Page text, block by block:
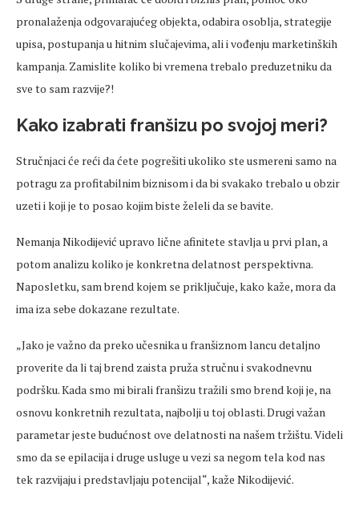
pronalaženja odgovarajućeg objekta, odabira osoblja, strategije
upisa, postupanja u hitnim slučajevima, ali i vođenju marketinških
kampanja. Zamislite koliko bi vremena trebalo preduzetniku da
sve to sam razvije?!
Kako izabrati franšizu po svojoj meri?
Stručnjaci će reći da ćete pogrešiti ukoliko ste usmereni samo na
potragu za profitabilnim biznisom i da bi svakako trebalo u obzir
uzeti i koji je to posao kojim biste želeli da se bavite.
Nemanja Nikodijević upravo lične afinitete stavlja u prvi plan, a
potom analizu koliko je konkretna delatnost perspektivna.
Naposletku, sam brend kojem se priključuje, kako kaže, mora da
ima iza sebe dokazane rezultate.
„Jako je važno da preko učesnika u franšiznom lancu detaljno
proverite da li taj brend zaista pruža stručnu i svakodnevnu
podršku. Kada smo mi birali franšizu tražili smo brend koji je, na
osnovu konkretnih rezultata, najbolji u toj oblasti. Drugi važan
parametar jeste budućnost ove delatnosti na našem tržištu. Videli
smo da se epilacija i druge usluge u vezi sa negom tela kod nas
tek razvijaju i predstavljaju potencijal“, kaže Nikodijević.